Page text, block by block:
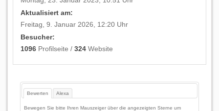
Aktualisiert am:
Freitag, 9. Januar 2026, 12:20 Uhr
Besucher:
1096 Profilseite /324 Website
Bewerten Alexa
Bewegen Sie bitte Ihren Mauszeiger über die angezeigten Sterne um